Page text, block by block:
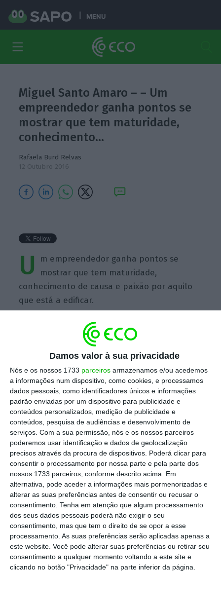
Damos valor à sua privacidade
Nós e os nossos 1733 parceiros armazenamos e/ou acedemos
a informações num dispositivo, como cookies, e processamos
dados pessoais, como identificadores únicos e informações
padrão enviadas por um dispositivo para publicidade e
conteúdos personalizados, medição de publicidade e
conteúdos, pesquisa de audiências e desenvolvimento de
serviços. Com a sua permissão, nós e os nossos parceiros
poderemos usar identificação e dados de geolocalização
precisos através da procura de dispositivos. Poderá clicar para
consentir o processamento por nossa parte e pela parte dos
nossos 1733 parceiros, conforme descrito acima. Em
alternativa, pode aceder a informações mais pormenorizadas e
alterar as suas preferências antes de consentir ou recusar o
consentimento. Tenha em atenção que algum processamento
dos seus dados pessoais poderá não exigir o seu
consentimento, mas que tem o direito de se opor a esse
processamento. As suas preferências serão aplicadas apenas a
este website. Você pode alterar suas preferências ou retirar seu
consentimento a qualquer momento voltando a este site e
clicando no botão "Privacidade" na parte inferior da página.
MENU
Miguel Santo Amaro – – Um
empreendedor ganha pontos se
mostrar que tem maturidade,
conhecimento…
Rafaela Burd Relvas
12 Outubro 2016
U
m empreendedor ganha pontos se
mostrar que tem maturidade,
conhecimento de causa e paixão por aquilo
que está a edificar.
Assine o ECO Premium
No momento em que a informação é
mais importante do que nunca, apoie
o jornalismo independente e rigoroso.
De que forma? Assine o ECO Premium e
tenha acesso a notícias exclusivas, à
opinião que conta, às reportagens e
especiais que mostram o outro lado da
história.